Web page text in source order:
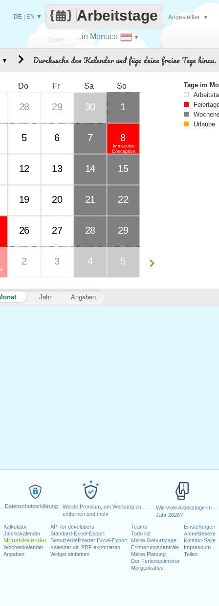
Datenschutzerklärung
Werde Premium, um Werbung zu
entfernen und mehr
Wie viele Arbeitstage im
Jahr 2026?
Kalkulator
Jahreskalender
Monatskalender
Wochenkalender
Angaben
API for developers
Standard-Excel-Export
Benutzerdefinierter Excel-Export
Kalender als PDF exportieren
Widget einbetten
Teams
Todo list
Meine Geburtstage
Erinnerungszentrale
Meine Planung
Der Ferienoptimierer
Morgenkaffee
Einstellungen
Anmeldeseite
Kontakt-Seite
Impressum
Teilen
Jeden ..in Monaco ▼
Arbeitstage
DE EN ▼ Angestellter ▼
Durchsuche den Kalender und füge deine freien Tage hinzu.
Jahr Angaben
Do Fr Sa So
28 29 30 1
5 6 7
Immaculée
Conception
8
12 13 14 15
19 20 21 22
26 27 28 29
2 3 4 5
▼
Tage im
Urlaube